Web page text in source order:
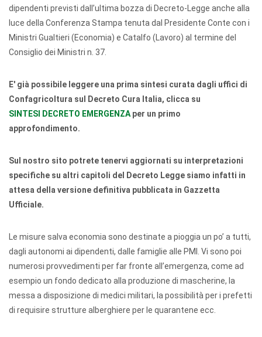
dipendenti previsti dall’ultima bozza di Decreto-Legge anche alla
luce della Conferenza Stampa tenuta dal Presidente Conte con i
Ministri Gualtieri (Economia) e Catalfo (Lavoro) al termine del
Consiglio dei Ministri n. 37.
E' già possibile leggere una prima sintesi curata dagli uffici di
Confagricoltura sul Decreto Cura Italia, clicca su
SINTESI DECRETO EMERGENZA per un primo
approfondimento.
Sul nostro sito potrete tenervi aggiornati su interpretazioni
specifiche su altri capitoli del Decreto Legge siamo infatti in
attesa della versione definitiva pubblicata in Gazzetta
Ufficiale.
Le misure salva economia sono destinate a pioggia un po’ a tutti,
dagli autonomi ai dipendenti, dalle famiglie alle PMI. Vi sono poi
numerosi provvedimenti per far fronte all’emergenza, come ad
esempio un fondo dedicato alla produzione di mascherine, la
messa a disposizione di medici militari, la possibilità per i prefetti
di requisire strutture alberghiere per le quarantene ecc.